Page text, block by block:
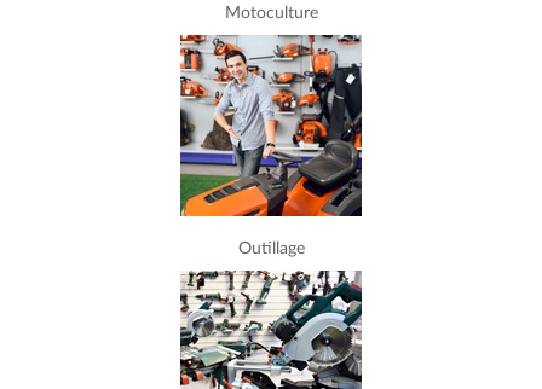
Motoculture
Outillage